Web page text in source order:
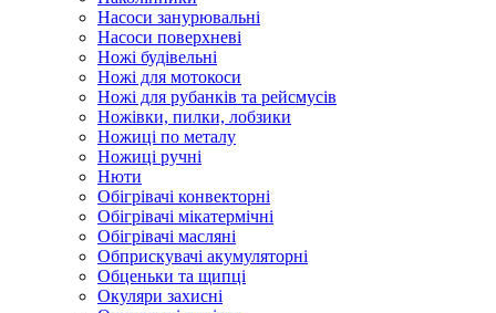
Насоси занурювальні
Насоси поверхневі
Ножі будівельні
Ножі для мотокоси
Ножі для рубанків та рейсмусів
Ножівки, пилки, лобзики
Ножиці по металу
Ножиці ручні
Нюти
Обігрівачі конвекторні
Обігрівачі мікатермічні
Обігрівачі масляні
Обприскувачі акумуляторні
Обценьки та щипці
Окуляри захисні